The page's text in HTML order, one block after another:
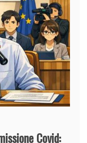
Covid: